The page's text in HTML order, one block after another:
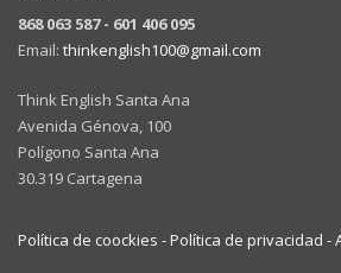
868 063 587 - 601 406 095
Email: thinkenglish100@gmail.com
Think English Santa Ana
Avenida Génova, 100
Polígono Santa Ana
30.319 Cartagena
Política de coockies -Política de privacidad -